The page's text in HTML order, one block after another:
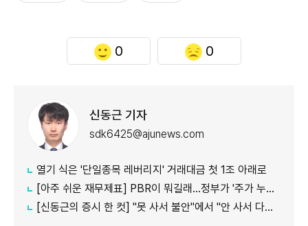
0 0
신동근 기자
sdk6425@ajunews.com
열기 식은 '단일종목 레버리지' 거래대금 첫 1조 아래로
[아주 쉬운 재무제표] PBR이 뭐길래…정부가 '주가 누르기'에 칼 빼든 이유
[신동근의 증시 한 컷] "못 사서 불안"에서 "안 사서 다행"으로…증시 덮친 '조모'